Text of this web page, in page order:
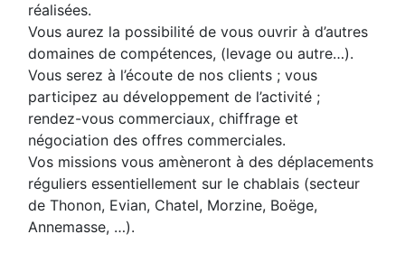
réalisées.
Vous aurez la possibilité de vous ouvrir à d’autres
domaines de compétences, (levage ou autre…).
Vous serez à l’écoute de nos clients ; vous
participez au développement de l’activité ;
rendez-vous commerciaux, chiffrage et
négociation des offres commerciales.
Vos missions vous amèneront à des déplacements
réguliers essentiellement sur le chablais (secteur
de Thonon, Evian, Chatel, Morzine, Boëge,
Annemasse, …).